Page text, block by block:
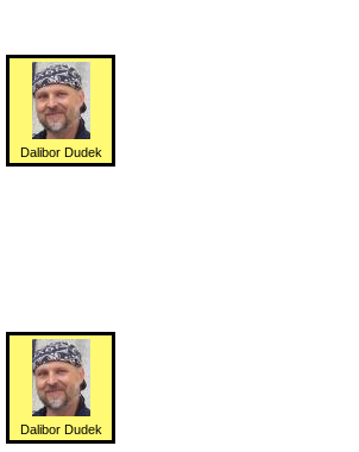
Dalibor Dudek
Dalibor Dudek